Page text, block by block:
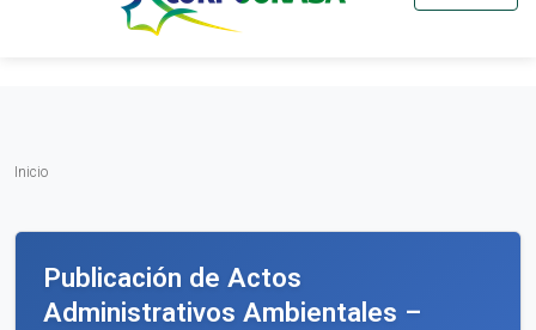
Saltar al contenido principal
Inicio
Publicación de Actos
Administrativos Ambientales –